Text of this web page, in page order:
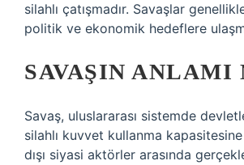
silahlı çatışmadır. Savaşlar
politik ve ekonomik hedeflere
SAVAŞIN ANLAMI
Savaş, uluslararası sistemde
silahlı kuvvet kullanma
dışı siyasi aktörler arasında